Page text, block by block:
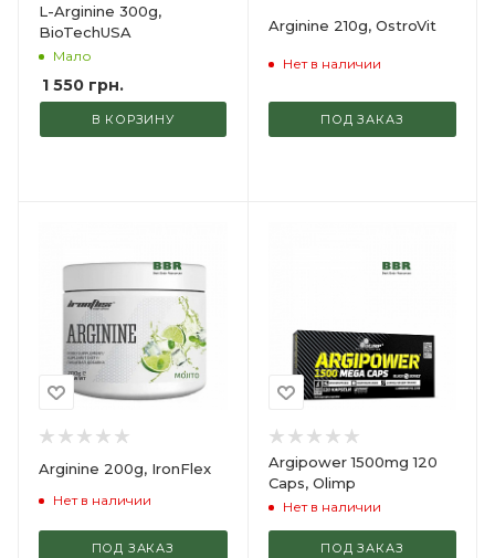
L-Arginine 300g,
BioTechUSA
Мало
1 550 грн.
В КОРЗИНУ
Arginine 210g, OstroVit
Нет в наличии
ПОД ЗАКАЗ
Arginine 200g, IronFlex
Нет в наличии
ПОД ЗАКАЗ
Argipower 1500mg 120
Caps, Olimp
Нет в наличии
ПОД ЗАКАЗ